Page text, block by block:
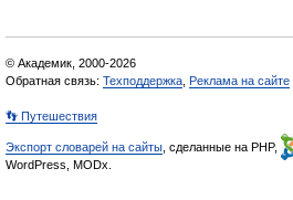
© Академик, 2000-2026
Обратная связь: Техподдержка Реклама на сайте
👣 Путешествия
Экспорт словарей на сайты , сделанные на PHP,
WordPress, MODx.